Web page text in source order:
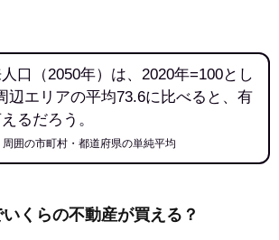
口（2050年）は、2020年=100とし
辺エリアの平均73.6に比べると、有
るだろう。
囲の市町村・都道府県の単純平均
くらの不動産が買える？